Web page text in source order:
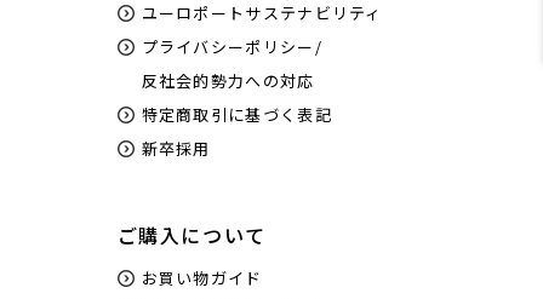
ユーロポートサステナビリティ
プライバシーポリシー/
反社会的勢力への対応
特定商取引に基づく表記
新卒採用
ご購入について
お買い物ガイド